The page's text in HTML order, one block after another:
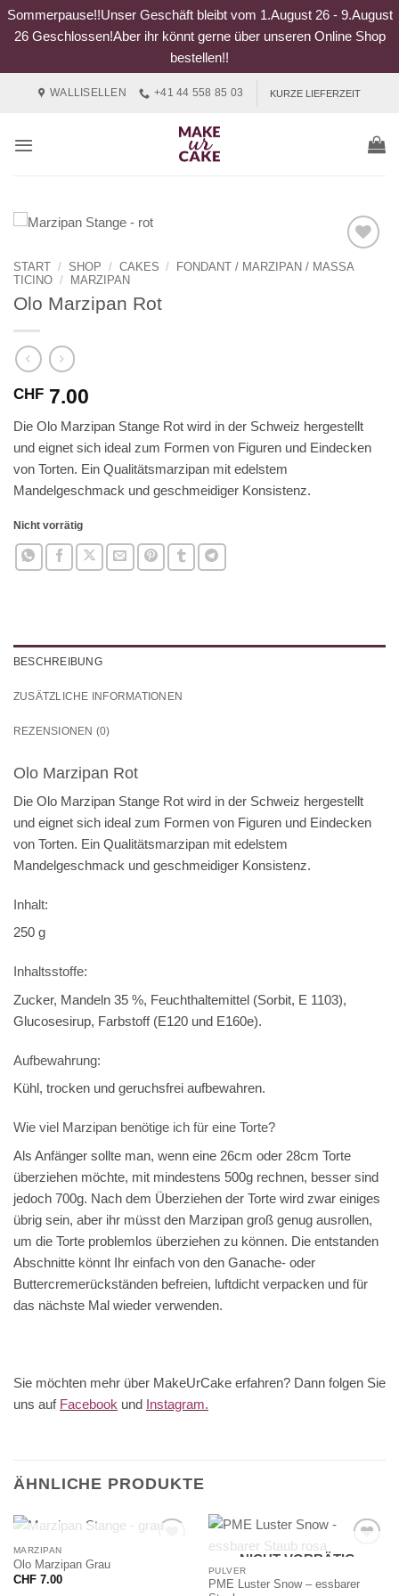
Sommerpause!!Unser Geschäft bleibt vom 1.August 26 - 9.August
26 Geschlossen!Aber ihr könnt gerne über unseren Online Shop
bestellen!!
WALLISELLEN +41 44 558 85 03 KURZE LIEFERZEIT
START / SHOP / CAKES / FONDANT / MARZIPAN / MASSA
TICINO / MARZIPAN
Olo Marzipan Rot
CHF 7.00
Die Olo Marzipan Stange Rot wird in der Schweiz hergestellt
und eignet sich ideal zum Formen von Figuren und Eindecken
von Torten. Ein Qualitätsmarzipan mit edelstem
Mandelgeschmack und geschmeidiger Konsistenz.
Nicht vorrätig
BESCHREIBUNG
ZUSÄTZLICHE INFORMATIONEN
REZENSIONEN (0)
Olo Marzipan Rot
Die Olo Marzipan Stange Rot wird in der Schweiz hergestellt
und eignet sich ideal zum Formen von Figuren und Eindecken
von Torten. Ein Qualitätsmarzipan mit edelstem
Mandelgeschmack und geschmeidiger Konsistenz.
Inhalt:
250 g
Inhaltsstoffe:
Zucker, Mandeln 35 %, Feuchthaltemittel (Sorbit, E 1103),
Glucosesirup, Farbstoff (E120 und E160e).
Aufbewahrung:
Kühl, trocken und geruchsfrei aufbewahren.
Wie viel Marzipan benötige ich für eine Torte?
Als Anfänger sollte man, wenn eine 26cm oder 28cm Torte
überziehen möchte, mit mindestens 500g rechnen, besser sind
jedoch 700g. Nach dem Überziehen der Torte wird zwar einiges
übrig sein, aber ihr müsst den Marzipan groß genug ausrollen,
um die Torte problemlos überziehen zu können. Die entstanden
Abschnitte könnt Ihr einfach von den Ganache- oder
Buttercremerückständen befreien, luftdicht verpacken und für
das nächste Mal wieder verwenden.
Sie möchten mehr über MakeUrCake erfahren? Dann folgen Sie
uns auf Facebook und Instagram.
ÄHNLICHE PRODUKTE
NICHT VORRÄTIG
MARZIPAN
Olo Marzipan Grau
CHF7.00
NICHT VORRÄTIG
PULVER
PME Luster Snow – essbarer